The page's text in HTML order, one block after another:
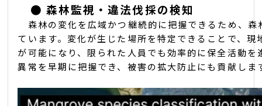
● 森林監視・違法伐採の検知
森林の変化を広域かつ継続的に把握できるため、
ています。変化が生じた場所を特定できることで、
が可能になり、限られた人員でも効率的に保全活動
異常を早期に把握でき、被害の拡大防止にも貢献しま